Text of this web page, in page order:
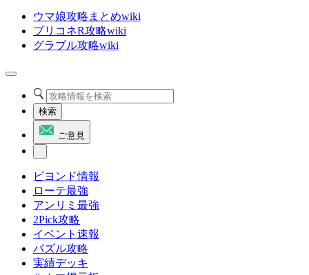
ウマ娘攻略まとめwiki
プリコネR攻略wiki
グラブル攻略wiki
検索
ご意見
ビヨンド情報
ローテ最強
アンリミ最強
2Pick攻略
イベント速報
パズル攻略
実績デッキ